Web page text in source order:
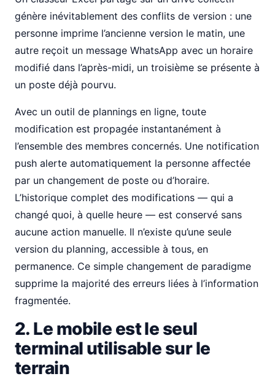
génère inévitablement des conflits de version : une
personne imprime l’ancienne version le matin, une
autre reçoit un message WhatsApp avec un horaire
modifié dans l’après-midi, un troisième se présente à
un poste déjà pourvu.
Avec un outil de plannings en ligne, toute
modification est propagée instantanément à
l’ensemble des membres concernés. Une notification
push alerte automatiquement la personne affectée
par un changement de poste ou d’horaire.
L’historique complet des modifications — qui a
changé quoi, à quelle heure — est conservé sans
aucune action manuelle. Il n’existe qu’une seule
version du planning, accessible à tous, en
permanence. Ce simple changement de paradigme
supprime la majorité des erreurs liées à l’information
fragmentée.
2. Le mobile est le seul
terminal utilisable sur le
terrain